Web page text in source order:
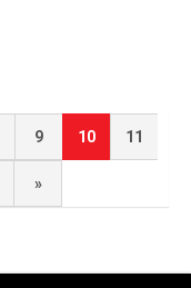
9 10 11
»